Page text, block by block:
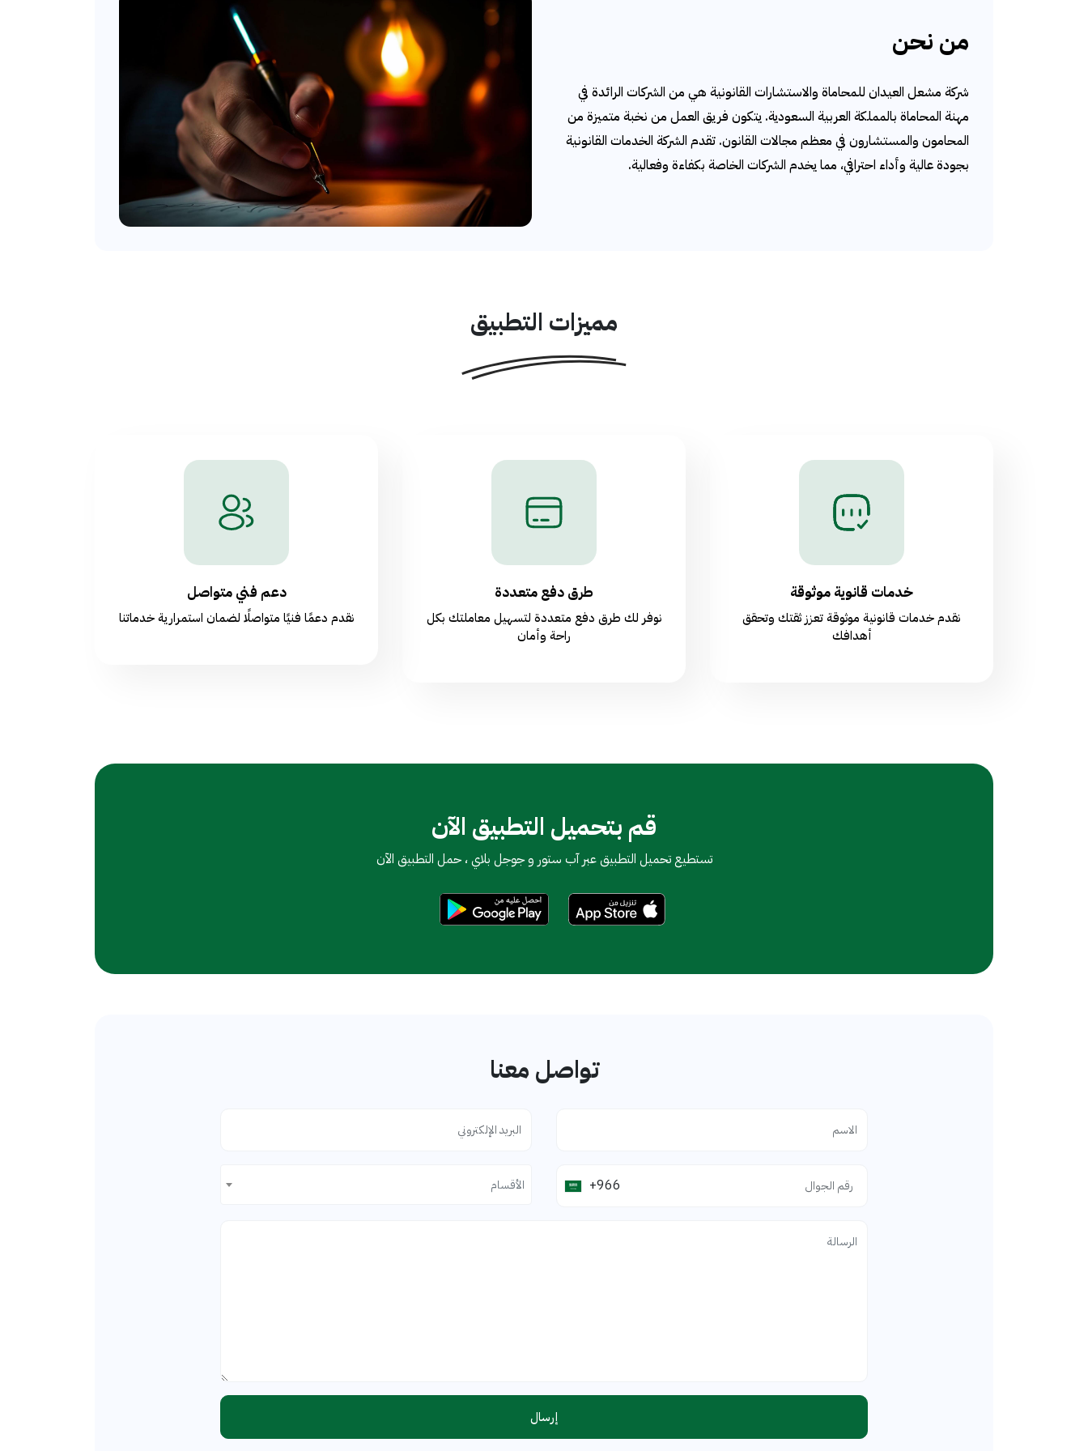
من نحن
شركة مشعل العيدان للمحاماة والاستشارات القانونية هي من الشركات الرائدة في
مهنة المحاماة بالمملكة العربية السعودية. يتكون فريق العمل من نخبة متميزة من
المحامون والمستشارون في معظم مجالات القانون. تقدم الشركة الخدمات القانونية
بجودة عالية وأداء احترافي، مما يخدم الشركات الخاصة بكفاءة وفعالية.
مميزات التطبيق
خدمات قانوية موثوقة
نقدم خدمات قانونية موثوقة تعزز ثقتك وتحقق
أهدافك
طرق دفع متعددة
نوفر لك طرق دفع متعددة لتسهيل معاملتك بكل
راحة وأمان
دعم فني متواصل
نقدم دعمًا فنيًا متواصلًا لضمان استمرارية خدماتنا
قم بتحميل التطبيق الآن
تستطيع تحميل التطبيق عبر آب ستور و جوجل بلاي ، حمل التطبيق الآن
تواصل معنا
+966 الأقسام